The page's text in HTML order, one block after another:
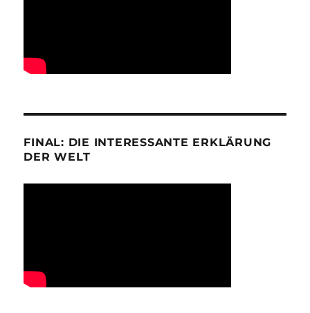
FINAL: DIE INTERESSANTE ERKLÄRUNG
DER WELT